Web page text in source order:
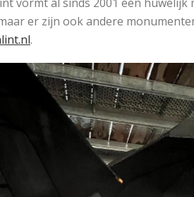
er zijn ook andere
.